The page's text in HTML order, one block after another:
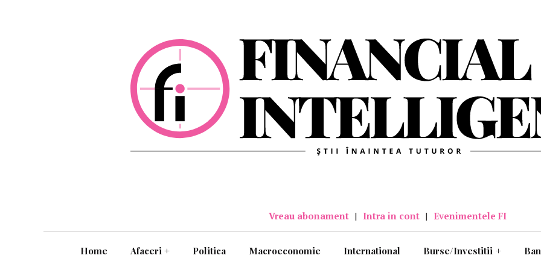
Vreau abonament | Intra in cont | Evenimentele FI
Home Afaceri + Politica Macroeconomie International Burse/Investitii +